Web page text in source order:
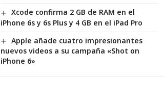
Xcode confirma 2 GB de RAM en el
iPhone 6s y 6s Plus y 4 GB en el iPad Pro
Apple añade cuatro impresionantes
nuevos videos a su campaña «Shot on
iPhone 6»